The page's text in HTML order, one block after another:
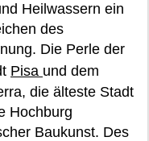
Heilwassern ein
des
Die Perle der
Pisa und dem
die älteste Stadt
Hochburg
Baukunst. Des